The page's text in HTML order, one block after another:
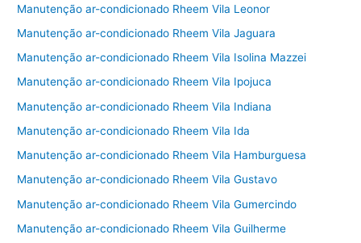
Manutenção ar-condicionado Rheem Vila Leonor
Manutenção ar-condicionado Rheem Vila Jaguara
Manutenção ar-condicionado Rheem Vila Isolina Mazzei
Manutenção ar-condicionado Rheem Vila Ipojuca
Manutenção ar-condicionado Rheem Vila Indiana
Manutenção ar-condicionado Rheem Vila Ida
Manutenção ar-condicionado Rheem Vila Hamburguesa
Manutenção ar-condicionado Rheem Vila Gustavo
Manutenção ar-condicionado Rheem Vila Gumercindo
Manutenção ar-condicionado Rheem Vila Guilherme